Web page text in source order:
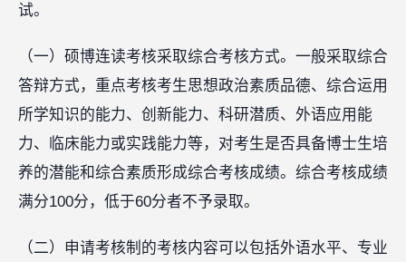
试。
（一）硕博连读考核采取综合考核方式。一般采取综合
答辩方式，重点考核考生思想政治素质品德、综合运用
所学知识的能力、创新能力、科研潜质、外语应用能
力、临床能力或实践能力等，对考生是否具备博士生培
养的潜能和综合素质形成综合考核成绩。综合考核成绩
满分100分，低于60分者不予录取。
（二）申请考核制的考核内容可以包括外语水平、专业